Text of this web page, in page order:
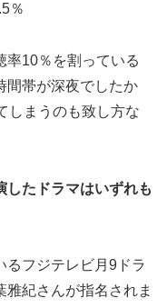
％
率10％を割っている
間帯が深夜でしたか
しまうのも致し方な
したドラマはいずれも
るフジテレビ月9ドラ
紀さんが指名されま